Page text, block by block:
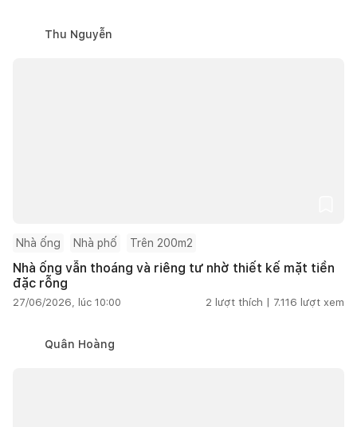
Thu Nguyễn
Nhà ống Nhà phố Trên 200m2
Nhà ống vẫn thoáng và riêng tư nhờ thiết kế mặt tiền
đặc rỗng
27/06/2026, lúc 10:00 2 lượt thích | 7.116 lượt xem
Quân Hoàng